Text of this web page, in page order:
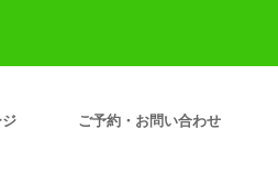
ご予約・お問い合わせ